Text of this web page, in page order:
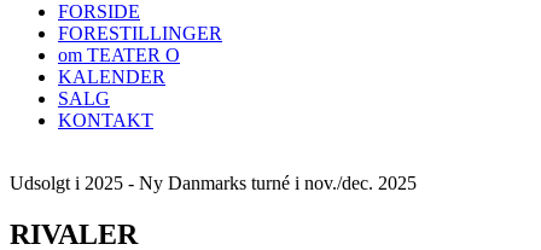
Primær
navigation
FORSIDE
FORESTILLINGER
om TEATER O
KALENDER
SALG
KONTAKT
Udsolgt i 2025 - Ny Danmarks turné i nov./dec. 2025
RIVALER